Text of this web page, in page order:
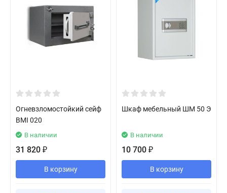
Огневзломостойкий сейф
BMI 020
В наличии
31 820 ₽
В корзину
Шкаф мебельный ШМ 50 Э
В наличии
10 700 ₽
В корзину